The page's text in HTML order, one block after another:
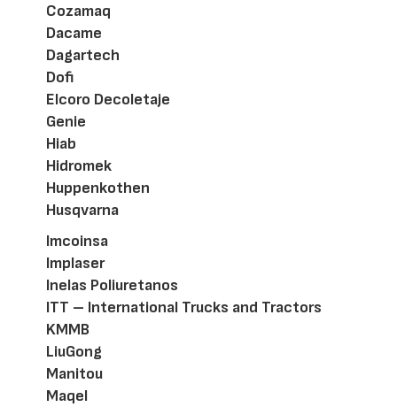
Cozamaq
Dacame
Dagartech
Dofi
Elcoro Decoletaje
Genie
Hiab
Hidromek
Huppenkothen
Husqvarna
Imcoinsa
Implaser
Inelas Poliuretanos
ITT – International Trucks and Tractors
KMMB
LiuGong
Manitou
Maqel